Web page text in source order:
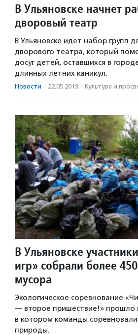
В Ульяновске начнет
дворовый театр
В Ульяновске идет набор групп
дворового театра, который
досуг детей, оставшихся в
длинных летних каникул.
Новости · 22.05.2019 · Культура и
В Ульяновске
игр» собрали более
мусора
Экологическое соревнование
— второе пришествие!» прошло
в котором команды
природы.